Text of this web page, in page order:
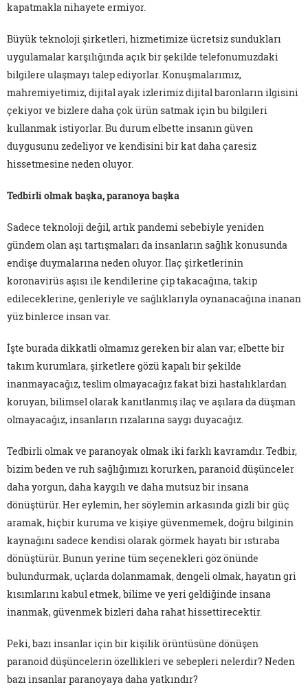
kapatmakla nihayete ermiyor.
Büyük teknoloji şirketleri, hizmetimize ücretsiz sundukları
uygulamalar karşılığında açık bir şekilde telefonumuzdaki
bilgilere ulaşmayı talep ediyorlar. Konuşmalarımız,
mahremiyetimiz, dijital ayak izlerimiz dijital baronların ilgisini
çekiyor ve bizlere daha çok ürün satmak için bu bilgileri
kullanmak istiyorlar. Bu durum elbette insanın güven
duygusunu zedeliyor ve kendisini bir kat daha çaresiz
hissetmesine neden oluyor.
Tedbirli olmak başka, paranoya başka
Sadece teknoloji değil, artık pandemi sebebiyle yeniden
gündem olan aşı tartışmaları da insanların sağlık konusunda
endişe duymalarına neden oluyor. İlaç şirketlerinin
koronavirüs aşısı ile kendilerine çip takacağına, takip
edileceklerine, genleriyle ve sağlıklarıyla oynanacağına inanan
yüz binlerce insan var.
İşte burada dikkatli olmamız gereken bir alan var; elbette bir
takım kurumlara, şirketlere gözü kapalı bir şekilde
inanmayacağız, teslim olmayacağız fakat bizi hastalıklardan
koruyan, bilimsel olarak kanıtlanmış ilaç ve aşılara da düşman
olmayacağız, insanların rızalarına saygı duyacağız.
Tedbirli olmak ve paranoyak olmak iki farklı kavramdır. Tedbir,
bizim beden ve ruh sağlığımızı korurken, paranoid düşünceler
daha yorgun, daha kaygılı ve daha mutsuz bir insana
dönüştürür. Her eylemin, her söylemin arkasında gizli bir güç
aramak, hiçbir kuruma ve kişiye güvenmemek, doğru bilginin
kaynağını sadece kendisi olarak görmek hayatı bir ıstıraba
dönüştürür. Bunun yerine tüm seçenekleri göz önünde
bulundurmak, uçlarda dolanmamak, dengeli olmak, hayatın gri
kısımlarını kabul etmek, bilime ve yeri geldiğinde insana
inanmak, güvenmek bizleri daha rahat hissettirecektir.
Peki, bazı insanlar için bir kişilik örüntüsüne dönüşen
paranoid düşüncelerin özellikleri ve sebepleri nelerdir? Neden
bazı insanlar paranoyaya daha yatkındır?